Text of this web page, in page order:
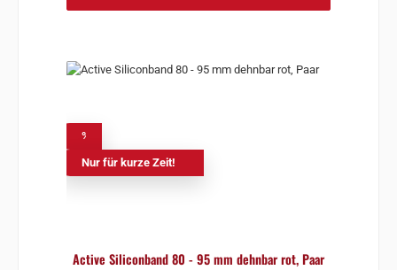
Nur für kurze Zeit!
Active Siliconband 80 - 95 mm dehnbar rot, Paar